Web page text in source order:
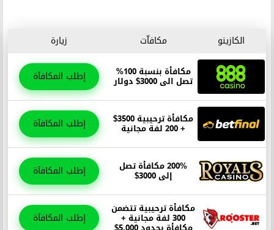
الكازينو مكافاّت زيارة
مكافأة بنسبة 100%
تصل الى 3000$ دولار إطلب المكافآة
مكافأة ترحيبية 3500$
+ 200 لفة مجانية إطلب المكافآة
200% مكافأة تصل
إلى 3000$ إطلب المكافآة
مكافأة ترحيبية تتضمن
300 لفة مجانية + إطلب المكافآة